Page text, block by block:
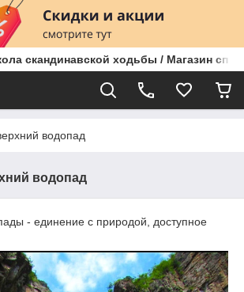
скандинавской ходьбы / Магазин
водопад
водопад
- единение с природой, доступное